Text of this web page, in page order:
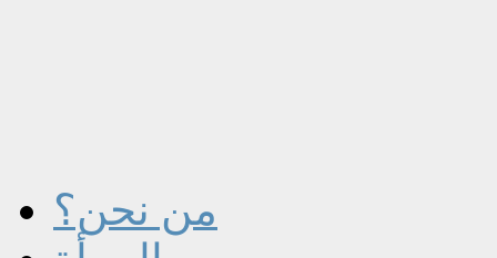
من نحن؟